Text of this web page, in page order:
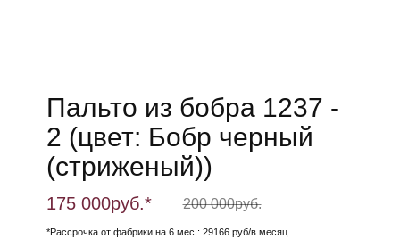
Пальто из бобра 1237 -
2 (цвет: Бобр черный
(стриженый))
175 000руб.* 200 000руб.
*Рассрочка от фабрики на 6 мес.: 29166 руб/в месяц